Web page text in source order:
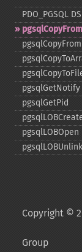
PDO_​PGSQL
pgsqlGetNotify
pgsqlGetPid
pgsqlLOBOpen
pgsqlLOBUnlink
Copyright ©
Group